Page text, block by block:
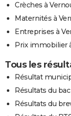
Crèches à
Maternités à
Entreprises à
Prix immobilier
Tous les
Résultat
Résultats du
Résultats du